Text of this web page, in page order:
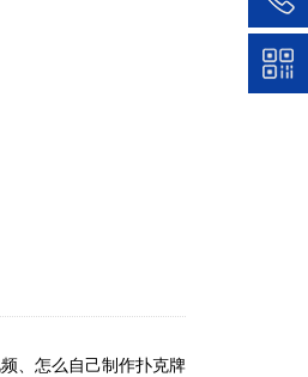
、怎么自己制作扑克牌